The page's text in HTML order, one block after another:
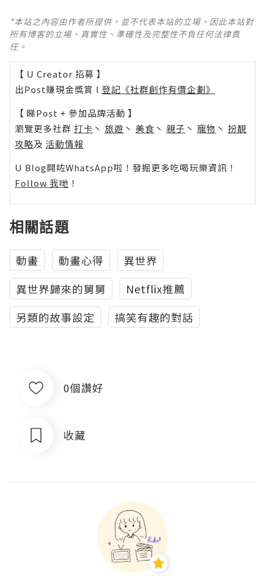
*本站之內容由作者所提供，並不代表本站的立場。因此本站對
所有博客的立場、真實性、準確性及完整性不負任何法律責
任。
【 U Creator 招募 】
出Post賺現金獎賞 l 登記《社群創作有價企劃》
【 睇Post + 參加品牌活動 】
瀏覽更多社群 打卡 丶 旅遊 丶 美食 丶 親子 丶 寵物 丶 扮靚
攻略及 活動情報
U Blog開咗WhatsApp啦！發掘更多吃喝玩樂資訊！
Follow 我哋 ！
相關話題
動畫 動畫心得
異世界
異世界歸來的舅舅
Netflix推薦
另類的故事設定
搞笑有趣的對話
0個讚好
收藏